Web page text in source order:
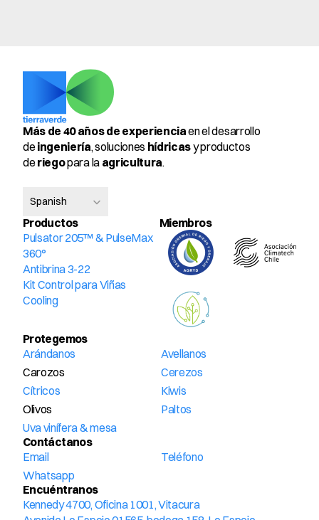
Más de 40 años de experiencia en el desarrollo
de ingeniería, soluciones hídricas y productos
de riego para la agricultura.
Spanish
Productos
Pulsator 205™ & PulseMax
360°
Antibrina 3-22
Kit Control para Viñas
Cooling
Miembros
Protegemos
Arándanos
Avellanos
Carozos
Cerezos
Cítricos
Kiwis
Olivos
Paltos
Uva vinífera & mesa
Contáctanos
Email
Teléfono
Whatsapp
Encuéntranos
Kennedy 4700, Oficina 1001, Vitacura